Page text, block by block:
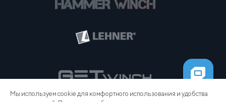
Мы используем cookie для комфортного использования и удобства